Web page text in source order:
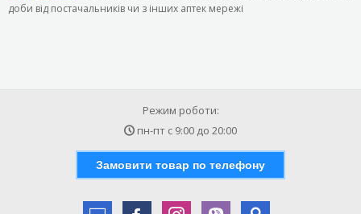
доби від постачальників чи з інших аптек мережі
Режим роботи:
пн-пт с 9:00 до 20:00
Замовити товар по телефону